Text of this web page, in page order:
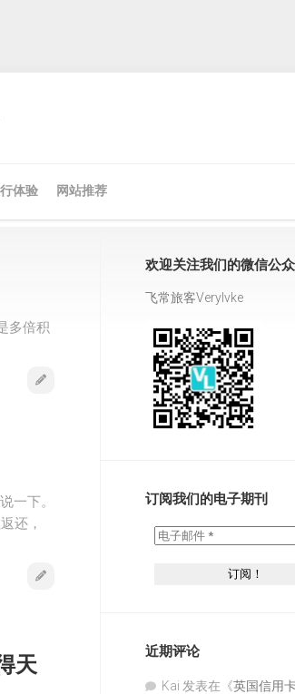
体验 网站推荐
多倍积
一下。
还，
天
欢迎关注我们的微信公
飞常旅客Verylvke
订阅我们的电子期刊
近期评论
Kai 发表在《英国信用